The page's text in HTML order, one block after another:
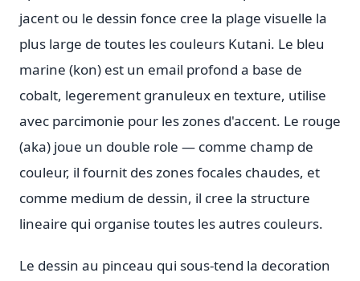
jacent ou le dessin fonce cree la plage visuelle la
plus large de toutes les couleurs Kutani. Le bleu
marine (kon) est un email profond a base de
cobalt, legerement granuleux en texture, utilise
avec parcimonie pour les zones d'accent. Le rouge
(aka) joue un double role — comme champ de
couleur, il fournit des zones focales chaudes, et
comme medium de dessin, il cree la structure
lineaire qui organise toutes les autres couleurs.
Le dessin au pinceau qui sous-tend la decoration